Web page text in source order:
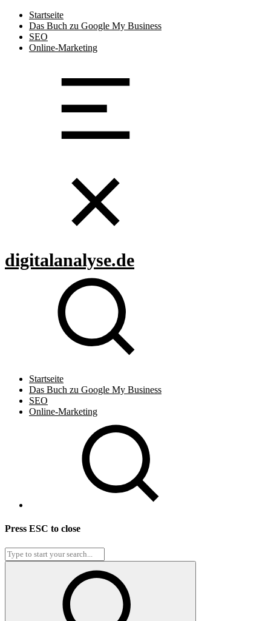
Startseite
Das Buch zu Google My Business
SEO
Online-Marketing
digitalanalyse.de
Startseite
Das Buch zu Google My Business
SEO
Online-Marketing
Press ESC to close